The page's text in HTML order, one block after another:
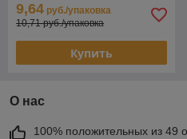
9,64 руб./упаковка
10,71 руб./упаковка
Купить
О нас
100% положительных из 49